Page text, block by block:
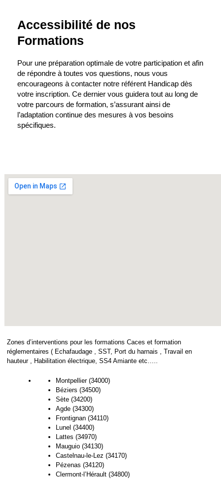
Accessibilité de nos
Formations
Pour une préparation optimale de votre participation et afin
de répondre à toutes vos questions, nous vous
encourageons à contacter notre référent Handicap dès
votre inscription. Ce dernier vous guidera tout au long de
votre parcours de formation, s’assurant ainsi de
l’adaptation continue des mesures à vos besoins
spécifiques.
Zones d’interventions pour les formations Caces et formation
réglementaires ( Echafaudage , SST, Port du harnais , Travail en
hauteur , Habilitation électrique, SS4 Amiante etc…..
Montpellier (34000)
Béziers (34500)
Sète (34200)
Agde (34300)
Frontignan (34110)
Lunel (34400)
Lattes (34970)
Mauguio (34130)
Castelnau-le-Lez (34170)
Pézenas (34120)
Clermont-l’Hérault (34800)